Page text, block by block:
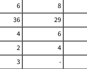
6 8
36 29
4 6
2 4
3 -